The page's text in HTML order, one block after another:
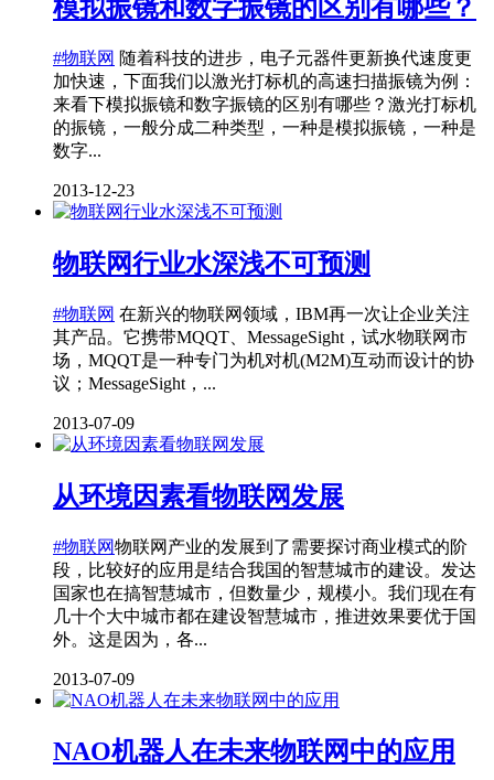
模拟振镜和数字振镜的区别有哪些？
#物联网 随着科技的进步，电子元器件更新换代速度更
加快速，下面我们以激光打标机的高速扫描振镜为例：
来看下模拟振镜和数字振镜的区别有哪些？激光打标机
的振镜，一般分成二种类型，一种是模拟振镜，一种是
数字...
2013-12-23
物联网行业水深浅不可预测
#物联网 在新兴的物联网领域，IBM再一次让企业关注
其产品。它携带MQQT、MessageSight，试水物联网市
场，MQQT是一种专门为机对机(M2M)互动而设计的协
议；MessageSight，...
2013-07-09
从环境因素看物联网发展
#物联网物联网产业的发展到了需要探讨商业模式的阶
段，比较好的应用是结合我国的智慧城市的建设。发达
国家也在搞智慧城市，但数量少，规模小。我们现在有
几十个大中城市都在建设智慧城市，推进效果要优于国
外。这是因为，各...
2013-07-09
NAO机器人在未来物联网中的应用